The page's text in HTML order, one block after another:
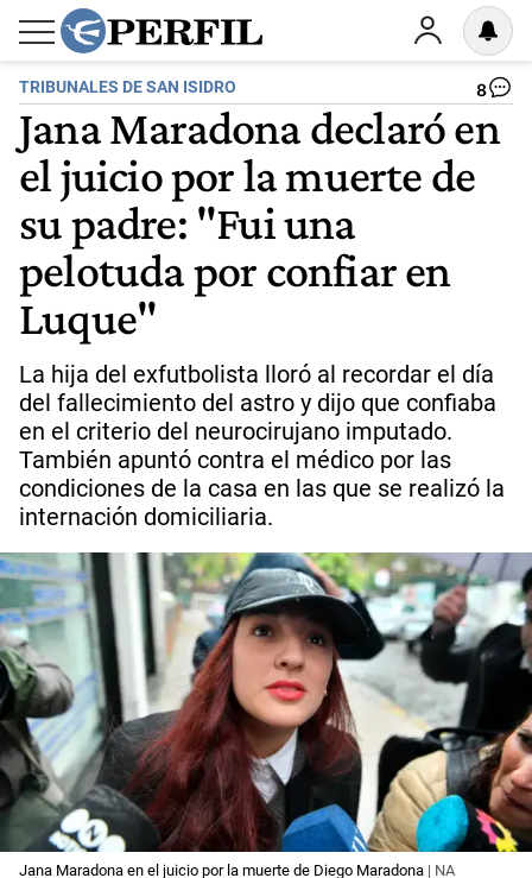
TRIBUNALES DE SAN ISIDRO 8
Jana Maradona declaró en
el juicio por la muerte de
su padre: "Fui una
pelotuda por confiar en
Luque"
La hija del exfutbolista lloró al recordar el día
del fallecimiento del astro y dijo que confiaba
en el criterio del neurocirujano imputado.
También apuntó contra el médico por las
condiciones de la casa en las que se realizó la
internación domiciliaria.
Jana Maradona en el juicio por la muerte de Diego Maradona | NA